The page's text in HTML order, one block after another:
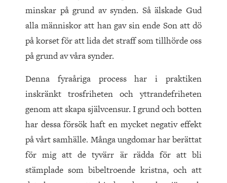
minskar på grund av synden. Så älskade Gud
alla människor att han gav sin ende Son att dö
på korset för att lida det straff som tillhörde oss
på grund av våra synder.
Denna fyraåriga process har i praktiken
inskränkt trosfriheten och yttrandefriheten
genom att skapa självcensur. I grund och botten
har dessa försök haft en mycket negativ effekt
på vårt samhälle. Många ungdomar har berättat
för mig att de tyvärr är rädda för att bli
stämplade som bibeltroende kristna, och att